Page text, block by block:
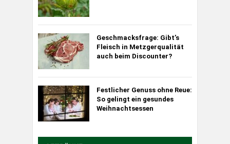
Geschmacksfrage: Gibt’s
Fleisch in Metzgerqualität
auch beim Discounter?
Festlicher Genuss ohne Reue:
So gelingt ein gesundes
Weihnachtsessen